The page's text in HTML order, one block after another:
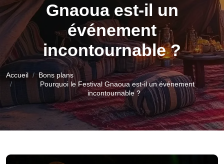
Gnaoua est-il un
événement
incontournable ?
Accueil
Bons plans
Pourquoi le Festival Gnaoua est-il un événement
incontournable ?